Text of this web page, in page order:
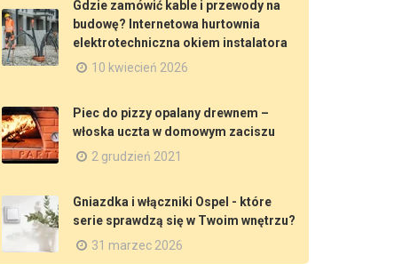
Gdzie zamówić kable i przewody na
budowę? Internetowa hurtownia
elektrotechniczna okiem instalatora
10 kwiecień 2026
Piec do pizzy opalany drewnem –
włoska uczta w domowym zaciszu
2 grudzień 2021
Gniazdka i włączniki Ospel - które
serie sprawdzą się w Twoim wnętrzu?
31 marzec 2026